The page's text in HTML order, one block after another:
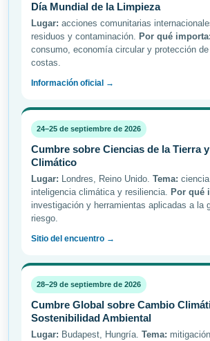
Día Mundial de la Limpieza
Lugar: acciones comunitarias
residuos y contaminación. Por qué importa:
consumo, economía circular y protección
costas.
Información oficial →
24–25 de septiembre de 2026
Cumbre sobre Ciencias de la Tierra
Climático
Lugar: Londres, Reino Unido. Tema:
inteligencia climática y resiliencia. Por qué
investigación y herramientas aplicadas a la
riesgo.
Sitio del encuentro →
28–29 de septiembre de 2026
Cumbre Global sobre Cambio
Sostenibilidad Ambiental
Lugar: Budapest, Hungría. Tema: